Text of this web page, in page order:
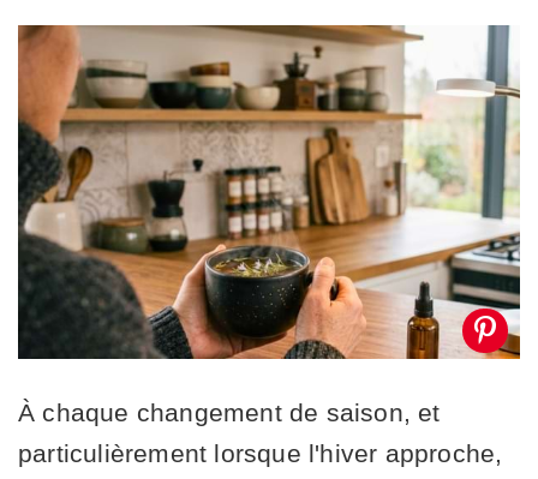
À chaque changement de saison, et
particulièrement lorsque l'hiver approche,